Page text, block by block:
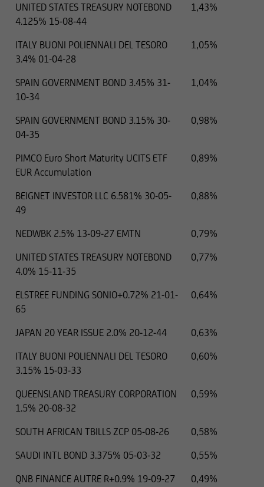
UNITED STATES TREASURY NOTEBOND
4.125% 15-08-44
1,43%
ITALY BUONI POLIENNALI DEL TESORO
3.4% 01-04-28
1,05%
SPAIN GOVERNMENT BOND 3.45% 31-
10-34
1,04%
SPAIN GOVERNMENT BOND 3.15% 30-
04-35
0,98%
PIMCO Euro Short Maturity UCITS ETF
EUR Accumulation
0,89%
BEIGNET INVESTOR LLC 6.581% 30-05-
49
0,88%
NEDWBK 2.5% 13-09-27 EMTN
0,79%
UNITED STATES TREASURY NOTEBOND
4.0% 15-11-35
0,77%
ELSTREE FUNDING SONIO+0.72% 21-01-
65
0,64%
JAPAN 20 YEAR ISSUE 2.0% 20-12-44
0,63%
ITALY BUONI POLIENNALI DEL TESORO
3.15% 15-03-33
0,60%
QUEENSLAND TREASURY CORPORATION
1.5% 20-08-32
0,59%
SOUTH AFRICAN TBILLS ZCP 05-08-26
0,58%
SAUDI INTL BOND 3.375% 05-03-32
0,55%
QNB FINANCE AUTRE R+0.9% 19-09-27
0,49%